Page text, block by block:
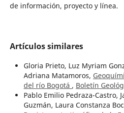
de información, proyecto y línea.
Artículos similares
Gloria Prieto, Luz Myriam
Adriana Matamoros,
del río Bogotá , Boletín
Pablo Emilio Pedraza-Castro,
Guzmán, Laura Constanza